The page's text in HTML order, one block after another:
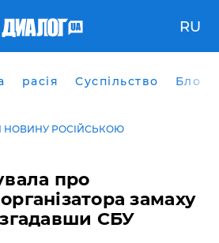
RU
расія Суспільство Блоги
НОВИНУ РОСІЙСЬКОЮ
про
замаху
СБУ